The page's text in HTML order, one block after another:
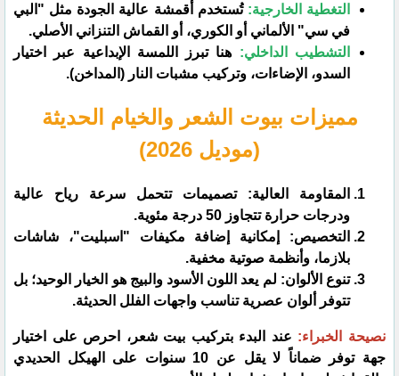
التغطية الخارجية: تُستخدم أقمشة عالية الجودة مثل "البي
في سي" الألماني أو الكوري، أو القماش التنزاني الأصلي.
التشطيب الداخلي: هنا تبرز اللمسة الإبداعية عبر اختيار
السدو، الإضاءات، وتركيب مشبات النار (المداخن).
​مميزات بيوت الشعر والخيام الحديثة
(موديل 2026)
​المقاومة العالية: تصميمات تتحمل سرعة رياح عالية
ودرجات حرارة تتجاوز 50 درجة مئوية.
​التخصيص: إمكانية إضافة مكيفات "اسبليت"، شاشات
بلازما، وأنظمة صوتية مخفية.
​تنوع الألوان: لم يعد اللون الأسود والبيج هو الخيار الوحيد؛ بل
تتوفر ألوان عصرية تناسب واجهات الفلل الحديثة.
​نصيحة الخبراء: عند البدء بتركيب بيت شعر، احرص على اختيار
جهة توفر ضماناً لا يقل عن 10 سنوات على الهيكل الحديدي